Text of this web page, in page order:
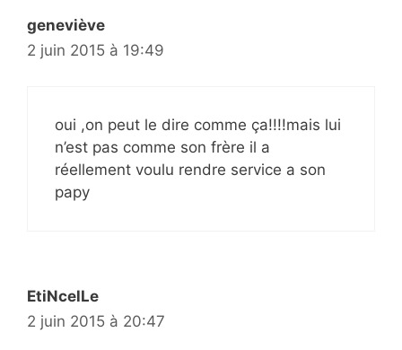
geneviève
2 juin 2015 à 19:49
oui ,on peut le dire comme ça!!!!mais lui
n’est pas comme son frère il a
réellement voulu rendre service a son
papy
EtiNcelLe
2 juin 2015 à 20:47